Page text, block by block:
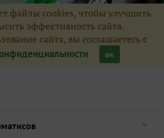
файлы cookies, чтобы улучшить
эффективность сайта.
сайта, вы соглашаетесь с
ок
гортензии
плодовых и ягодных культур
гибридной розы и флорибунды